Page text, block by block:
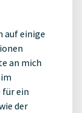
auf einige
an mich
für ein
der